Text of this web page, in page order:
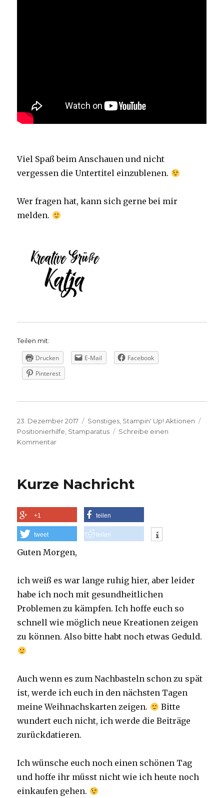
Viel Spaß beim Anschauen und nicht
vergessen die Untertitel einzublenen.
Wer fragen hat, kann sich gerne bei mir
melden.
Teilen mit:
Drucken E-Mail
Facebook
Pinterest
Veröffentlicht
am
23. Dezember 2017 Kategorien
Sonstiges, Stampin' Up! Aktionen
Positionierhilfe, Stamparatus
Schreibe einen
Kommentarzu
neue
Kurze Nachricht
+1 teilen
tweet teilen
Guten Morgen,
ich weiß es war lange ruhig hier, aber leider
habe ich noch mit gesundheitlichen
Problemen zu kämpfen. Ich hoffe euch so
schnell wie möglich neue Kreationen zeigen
zu können. Also bitte habt noch etwas Geduld.
Auch wenn es zum Nachbasteln schon zu spät
ist, werde ich euch in den nächsten Tagen
meine Weihnachskarten zeigen.
Bitte
wundert euch nicht, ich werde die Beiträge
zurückdatieren.
Ich wünsche euch noch einen schönen Tag
und hoffe ihr müsst nicht wie ich heute noch
einkaufen gehen.